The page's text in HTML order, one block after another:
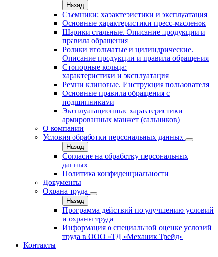
Назад
Съемники: характеристики и эксплуатация
Основные характеристики пресс‑масленок
Шарики стальные. Описание продукции и
правила обращения
Ролики игольчатые и цилиндрические.
Описание продукции и правила обращения
Стопорные кольца:
характеристики и эксплуатация
Ремни клиновые. Инструкция пользователя
Основные правила обращения с
подшипниками
Эксплуатационные характеристики
армированных манжет (сальников)
О компании
Условия обработки персональных данных
Назад
Согласие на обработку персональных
данных
Политика конфиденциальности
Документы
Охрана труда
Назад
Программа действий по улучшению условий
и охраны труда
Информация о специальной оценке условий
труда в ООО «ТД «Механик Трейд»
Контакты